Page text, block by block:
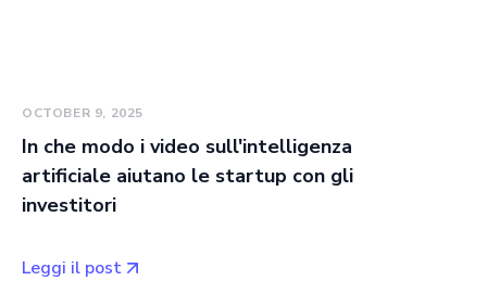
OCTOBER 9, 2025
In che modo i video sull'intelligenza
artificiale aiutano le startup con gli
investitori
Leggi il post